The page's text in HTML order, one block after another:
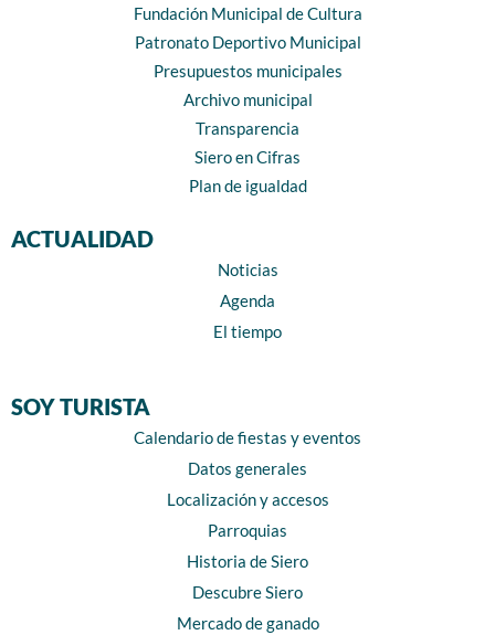
Fundación Municipal de Cultura
Patronato Deportivo Municipal
Presupuestos municipales
Archivo municipal
Transparencia
Siero en Cifras
Plan de igualdad
ACTUALIDAD
Noticias
Agenda
El tiempo
SOY TURISTA
Calendario de fiestas y eventos
Datos generales
Localización y accesos
Parroquias
Historia de Siero
Descubre Siero
Mercado de ganado